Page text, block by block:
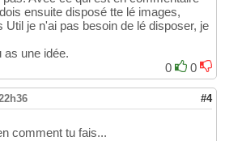
			imageRegistry.put
			imageRegistry.put
(
}
return imageRegistry;
ensuite disposé tte lé images,
je n'ai pas besoin de lé disposer, je
une idée.
0
0
#4
comment tu fais...